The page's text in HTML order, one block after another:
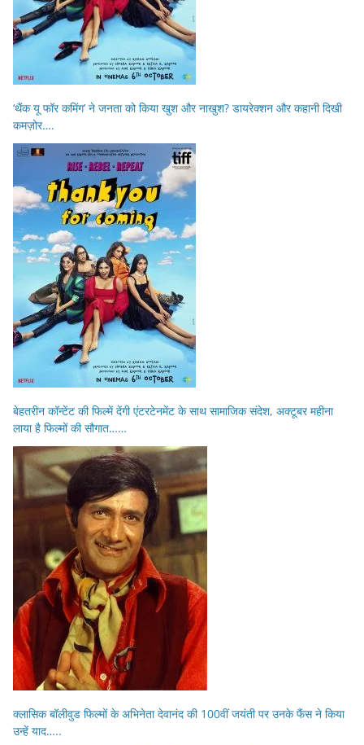
‘थैंक यू फॉर कमिंग’ ने जनता को किया खुश और नाखुश? डायरेक्शन और कहानी दिखी
कमज़ोर….
बेहतरीन कॉन्टेंट की फिल्में देंगी एंटरटेनमेंट के साथ सामाजिक संदेश, अक्टूबर महीना
लाया है फिल्मों की सौगात……
क्लासिक बॉलीवुड फिल्मों के अभिनेता देवानंद की 100वीं जयंती पर उनके फैंस ने किया
उन्हें याद…..